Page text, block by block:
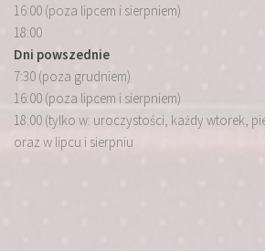
16:00 (poza lipcem i sierpniem)
18:00
Dni powszednie
7:30 (poza grudniem)
16:00 (poza lipcem i sierpniem)
18:00 (tylko w: uroczystości, każdy wtorek,
oraz w lipcu i sierpniu